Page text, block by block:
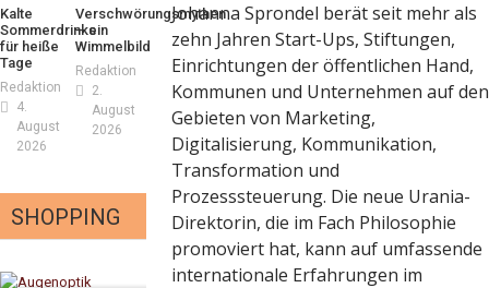
Johanna Sprondel berät seit mehr als
zehn Jahren Start-Ups, Stiftungen,
Einrichtungen der öffentlichen Hand,
Kommunen und Unternehmen auf den
Gebieten von Marketing,
Digitalisierung, Kommunikation,
Transformation und
Prozesssteuerung. Die neue Urania-
Direktorin, die im Fach Philosophie
promoviert hat, kann auf umfassende
internationale Erfahrungen im
Kalte
Sommerdrinks
für heiße
Tage
Redaktion
4.
August
2026
Verschwörungsmythen
– ein
Wimmelbild
Redaktion
2.
August
2026
SHOPPING